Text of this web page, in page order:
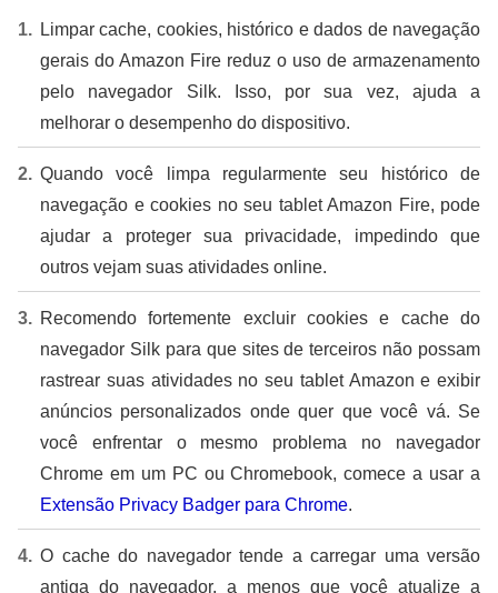
Limpar cache, cookies, histórico e dados de navegação
gerais do Amazon Fire reduz o uso de armazenamento
pelo navegador Silk. Isso, por sua vez, ajuda a
melhorar o desempenho do dispositivo.
Quando você limpa regularmente seu histórico de
navegação e cookies no seu tablet Amazon Fire, pode
ajudar a proteger sua privacidade, impedindo que
outros vejam suas atividades online.
Recomendo fortemente excluir cookies e cache do
navegador Silk para que sites de terceiros não possam
rastrear suas atividades no seu tablet Amazon e exibir
anúncios personalizados onde quer que você vá. Se
você enfrentar o mesmo problema no navegador
Chrome em um PC ou Chromebook, comece a usar a
Extensão Privacy Badger para Chrome.
O cache do navegador tende a carregar uma versão
antiga do navegador, a menos que você atualize a